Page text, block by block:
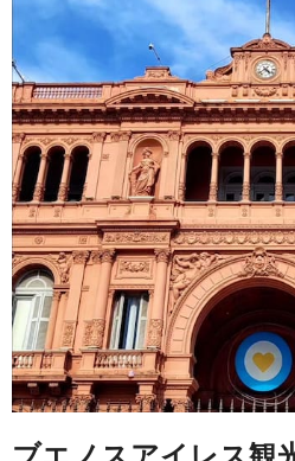
ブエノスアイレス観